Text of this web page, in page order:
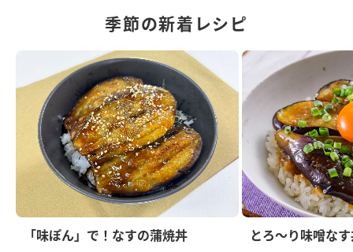
季節の新着レシピ
「味ぽん」で！なすの蒲焼丼 とろ～り味噌な